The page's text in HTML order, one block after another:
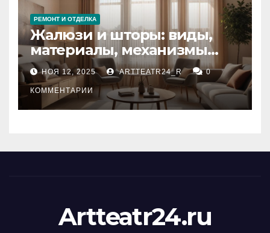
РЕМОНТ И ОТДЕЛКА
Жалюзи и шторы: виды,
материалы, механизмы
управления и уход
НОЯ 12, 2025 ARTTEATR24_R 0
КОММЕНТАРИИ
Artteatr24.ru